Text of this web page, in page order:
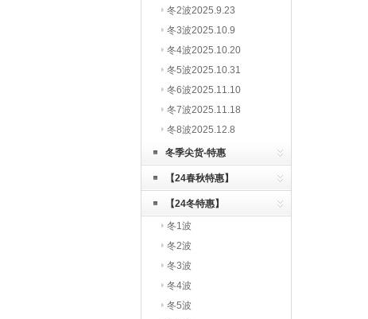
冬2波2025.9.23
冬3波2025.10.9
冬4波2025.10.20
冬5波2025.10.31
冬6波2025.11.10
冬7波2025.11.18
冬8波2025.12.8
冬季尖货-特惠
【24春秋特惠】
【24冬特惠】
冬1波
冬2波
冬3波
冬4波
冬5波